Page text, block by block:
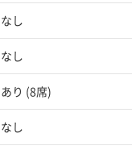
なし
なし
あり (8席)
なし